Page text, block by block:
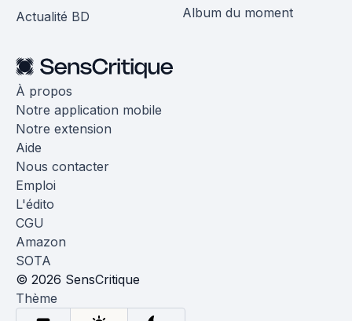
Actualité BD
Album du moment
À propos
Notre application mobile
Notre extension
Aide
Nous contacter
Emploi
L'édito
CGU
Amazon
SOTA
© 2026 SensCritique
Thème